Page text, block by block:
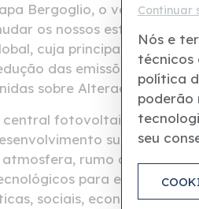
Bergoglio, o verdadeiro
os nossos estilos de
cuja principal causa é o
das emissões
sobre Alterações
central fotovoltaica em
sustentável
atmosfera, rumo à
para enfrentar
sociais, económicas e
Continuar
Nós e
técnicos
política
poderão
seu